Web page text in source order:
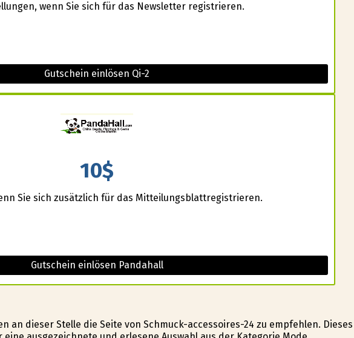
wenn Sie sich für das Newsletter registrieren.
Gutschein einlösen Qi-2
10$
Sie sich zusätzlich für das Mitteilungsblattregistrieren.
Gutschein einlösen Pandahall
an dieser Stelle die Seite von Schmuck-accessoires-24 zu empfehlen. Dieses